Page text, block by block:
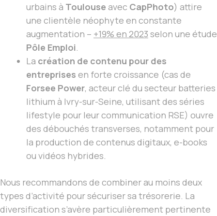
urbains à Toulouse avec CapPhoto) attire
une clientèle néophyte en constante
augmentation – +19% en 2023 selon une étude
Pôle Emploi.
La création de contenu pour des
entreprises en forte croissance (cas de
Forsee Power, acteur clé du secteur batteries
lithium à Ivry-sur-Seine, utilisant des séries
lifestyle pour leur communication RSE) ouvre
des débouchés transverses, notamment pour
la production de contenus digitaux, e-books
ou vidéos hybrides.
Nous recommandons de combiner au moins deux
types d’activité pour sécuriser sa trésorerie. La
diversification s’avère particulièrement pertinente